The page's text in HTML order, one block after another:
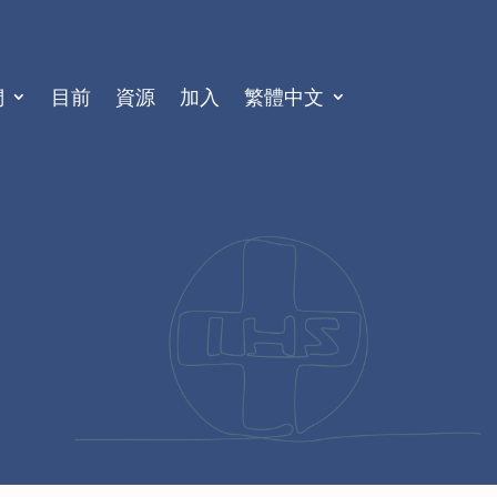
目前 資源 加入 繁體中文